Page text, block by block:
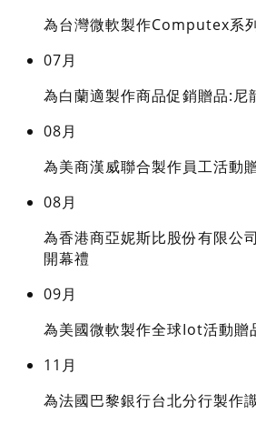
為台灣微軟製作Computex系
07月
為白蘭適製作商品促銷贈品:尼
08月
為美商漢威聯合製作員工活動
08月
為香港商亞妮斯比股份有限公
開幕禮
09月
為美國微軟製作全球Iot活動贈
11月
為法國巴黎銀行台北分行製作